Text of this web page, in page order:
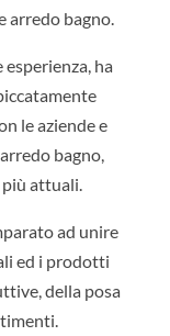
arredo bagno.
esperienza, ha
le aziende e
bagno,
attuali.
ad unire
ed i prodotti
della posa